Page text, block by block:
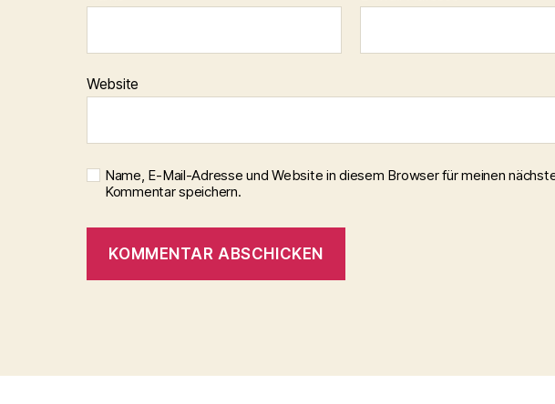
Website
Name, E-Mail-Adresse und Website in diesem Browser für meinen
Kommentar speichern.